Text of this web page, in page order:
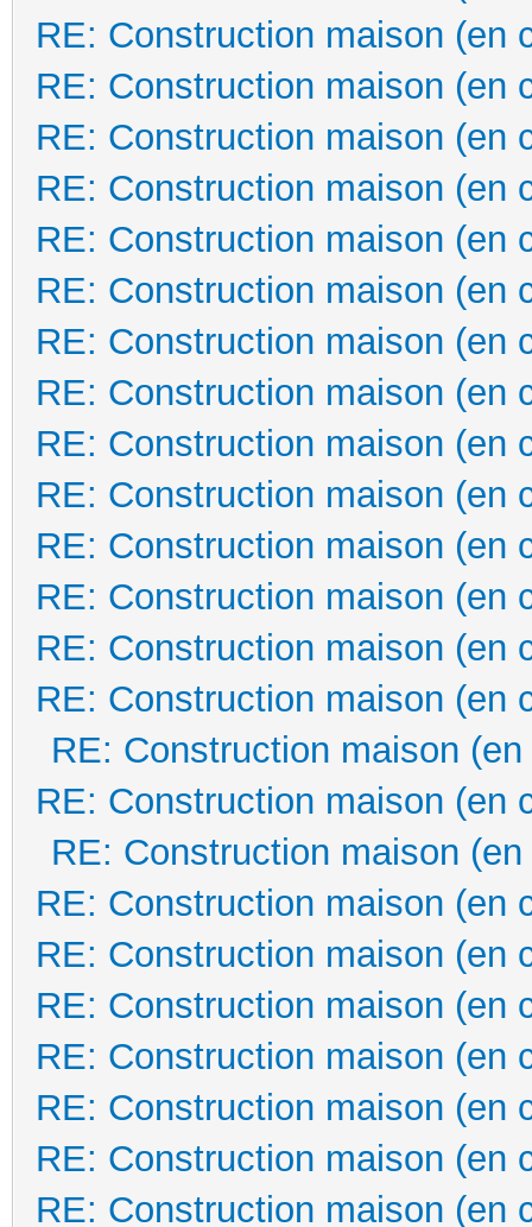
RE: Construction maison (en
RE: Construction maison (en
RE: Construction maison (en
RE: Construction maison (en
RE: Construction maison (en
RE: Construction maison (en
RE: Construction maison (en
RE: Construction maison (en
RE: Construction maison (en
RE: Construction maison (en
RE: Construction maison (en
RE: Construction maison (en
RE: Construction maison (en
RE: Construction maison (en
RE: Construction maison
RE: Construction maison (en
RE: Construction maison
RE: Construction maison (en
RE: Construction maison (en
RE: Construction maison (en
RE: Construction maison (en
RE: Construction maison (en
RE: Construction maison (en
RE: Construction maison (en